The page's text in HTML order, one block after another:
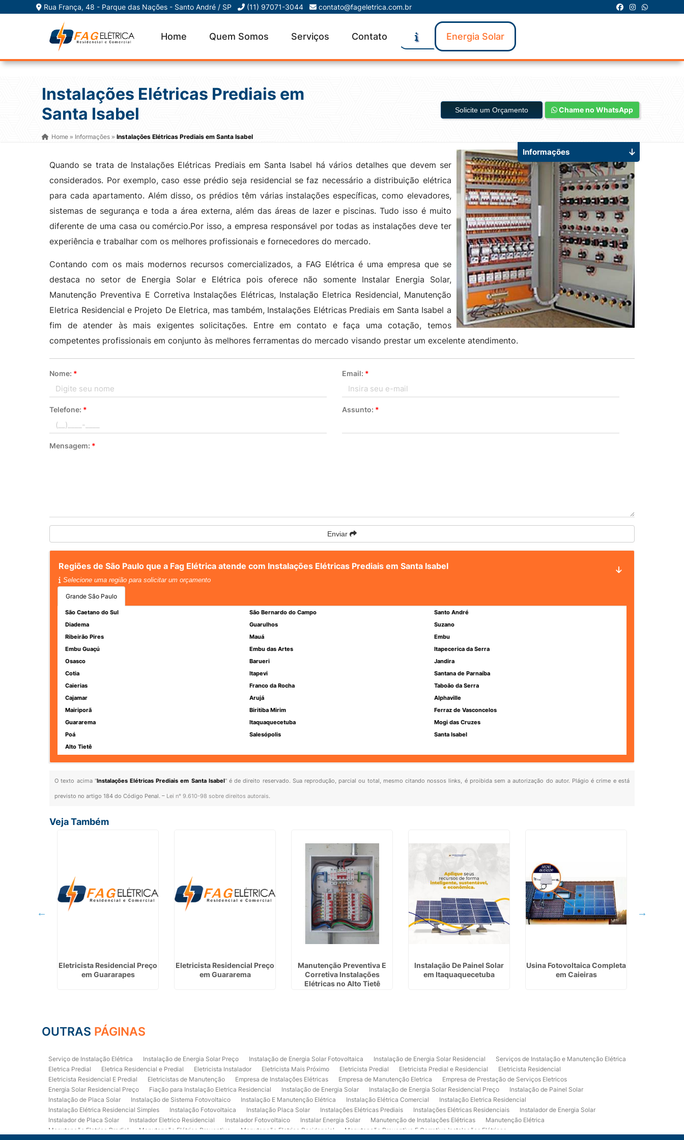
Rua França, 48 - Parque das Nações - Santo André / SP (11) 97071-3044 contato@fageletrica.com.br
Home Quem Somos Serviços Contato Energia Solar
Instalações Elétricas Prediais em
Santa Isabel
Home » Informações » Instalações Elétricas Prediais em Santa Isabel
Solicite um Orçamento Chame no WhatsApp
Quando se trata de Instalações Elétricas Prediais em Santa Isabel há vários detalhes que devem ser
considerados. Por exemplo, caso esse prédio seja residencial se faz necessário a distribuição elétrica
para cada apartamento. Além disso, os prédios têm várias instalações específicas, como elevadores,
sistemas de segurança e toda a área externa, além das áreas de lazer e piscinas. Tudo isso é muito
diferente de uma casa ou comércio.Por isso, a empresa responsável por todas as instalações deve ter
experiência e trabalhar com os melhores profissionais e fornecedores do mercado.
Contando com os mais modernos recursos comercializados, a FAG Elétrica é uma empresa que se
destaca no setor de Energia Solar e Elétrica pois oferece não somente Instalar Energia Solar,
Manutenção Preventiva E Corretiva Instalações Elétricas, Instalação Eletrica Residencial, Manutenção
Eletrica Residencial e Projeto De Eletrica, mas também, Instalações Elétricas Prediais em Santa Isabel a
fim de atender às mais exigentes solicitações. Entre em contato e faça uma cotação, temos
competentes profissionais em conjunto às melhores ferramentas do mercado visando prestar um excelente atendimento.
Nome: * Email: *
Telefone: * Assunto: *
Mensagem: *
Enviar
Regiões de São Paulo que a Fag Elétrica atende com Instalações Elétricas Prediais em Santa Isabel
Selecione uma região para solicitar um orçamento
Grande São Paulo
São Caetano do Sul São Bernardo do Campo
Santo André
Diadema
Guarulhos
Suzano
Ribeirão Pires
Mauá
Embu
Embu Guaçú
Embu das Artes
Itapecerica da Serra
Osasco
Barueri
Jandira
Cotia
Itapevi
Santana de Parnaíba
Caierias
Franco da Rocha
Taboão da Serra
Cajamar
Arujá
Alphaville
Mairiporã
Biritiba Mirim
Ferraz de Vasconcelos
Guararema
Itaquaquecetuba
Mogi das Cruzes
Poá
Salesópolis
Santa Isabel
Alto Tietê
O texto acima "Instalações Elétricas Prediais em Santa Isabel" é de direito reservado. Sua reprodução, parcial ou total, mesmo citando nossos links, é proibida sem a autorização do autor. Plágio é crime e está
previsto no artigo 184 do Código Penal. – Lei n° 9.610-98 sobre direitos autorais.
Informações
Veja Também
Eletricista Residencial Preço
em Guararapes
Eletricista Residencial Preço
em Guararema
Manutenção Preventiva E
Corretiva Instalações
Elétricas no Alto Tietê
Instalação De Painel Solar
em Itaquaquecetuba
Usina Fotovoltaica Completa
em Caieiras
OUTRAS PÁGINAS
Serviço de Instalação Elétrica Instalação de Energia Solar Preço Instalação de Energia Solar Fotovoltaica Instalação de Energia Solar Residencial
Serviços de Instalação e Manutenção Elétrica
Eletrica Predial
Eletrica Residencial e Predial Eletricista Instalador Eletricista Mais Próximo Eletricista Predial Eletricista Predial e Residencial
Eletricista Residencial
Eletricista Residencial E Predial
Eletricistas de Manutenção Empresa de Instalações Elétricas Empresa de Manutenção Eletrica
Empresa de Prestação de Serviços Eletricos
Energia Solar Residencial Preço
Fiação para Instalação Eletrica Residencial Instalação de Energia Solar Instalação de Energia Solar Residencial Preço
Instalação de Painel Solar
Instalação de Placa Solar
Instalação de Sistema Fotovoltaico Instalação E Manutenção Elétrica Instalação Elétrica Comercial
Instalação Eletrica Residencial
Instalação Elétrica Residencial Simples
Instalação Fotovoltaica Instalação Placa Solar Instalações Elétricas Prediais Instalações Elétricas Residenciais
Instalador de Energia Solar
Instalador de Placa Solar
Instalador Eletrico Residencial Instalador Fotovoltaico Instalar Energia Solar Manutenção de Instalações Elétricas
Manutenção Elétrica
Manutenção Eletrica Predial
Manutenção Elétrica Preventiva Manutenção Eletrica Residencial
Manutenção Preventiva E Corretiva Instalações Elétricas